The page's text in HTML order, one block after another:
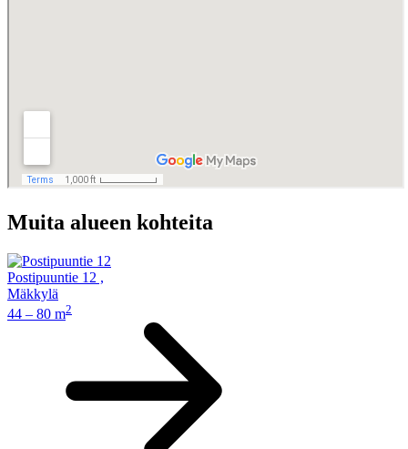
Muita alueen kohteita
Postipuuntie 12 ,
Mäkkylä
44 – 80 m2